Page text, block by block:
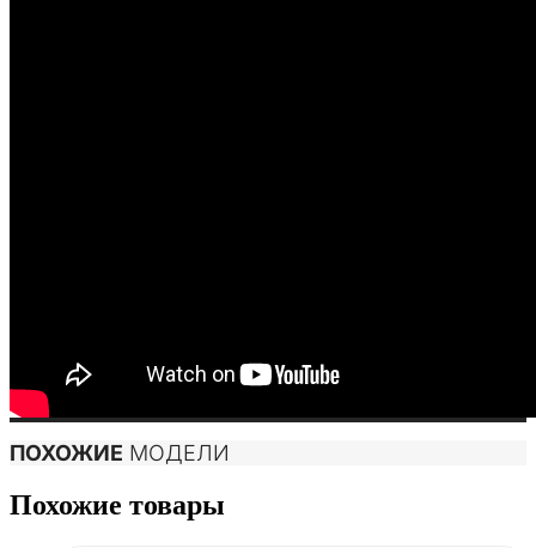
ПОХОЖИЕ МОДЕЛИ
Похожие товары